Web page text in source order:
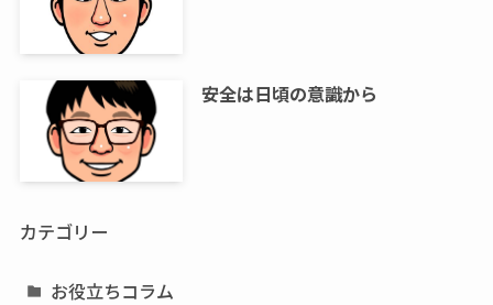
安全は日頃の意識から
カテゴリー
お役立ちコラム